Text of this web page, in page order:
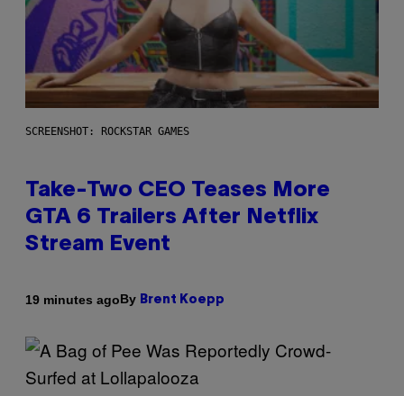
SCREENSHOT: ROCKSTAR GAMES
Take-Two CEO Teases More
GTA 6 Trailers After Netflix
Stream Event
19 minutes agoBy Brent Koepp